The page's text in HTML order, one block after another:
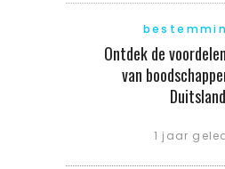
Ontdek de
van
1 jaar